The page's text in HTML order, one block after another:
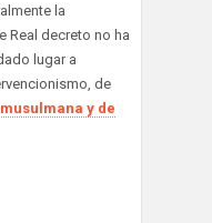
la
Real decreto no ha
lugar a
de
y de